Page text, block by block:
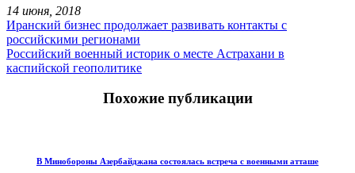
14 июня, 2018
Иранский бизнес продолжает развивать контакты с
российскими регионами
Российский военный историк о месте Астрахани в
каспийской геополитике
Похожие публикации
В Минобороны Азербайджана состоялась встреча с военными атташе